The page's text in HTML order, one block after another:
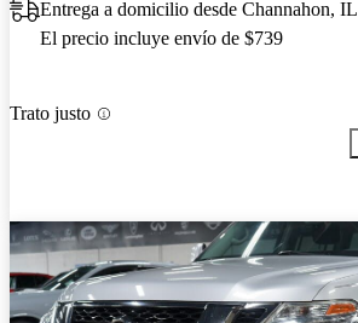
Entrega a domicilio desde Channahon, IL
El precio incluye envío de $739
Trato justo